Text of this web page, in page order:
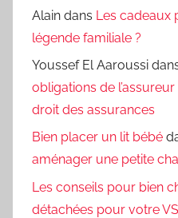
Alain dans Les cadeaux
légende familiale ?
Youssef El Aaroussi
obligations de
droit des assurances
Bien placer un lit bébé
aménager une petite
Les conseils pour bien
détachées pour votre